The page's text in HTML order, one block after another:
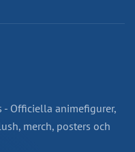
Officiella animefigurer,
merch, posters och